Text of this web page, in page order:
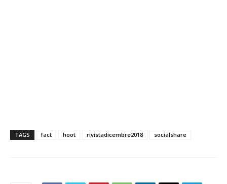
TAGS fact hoot rivistadicembre2018 socialshare